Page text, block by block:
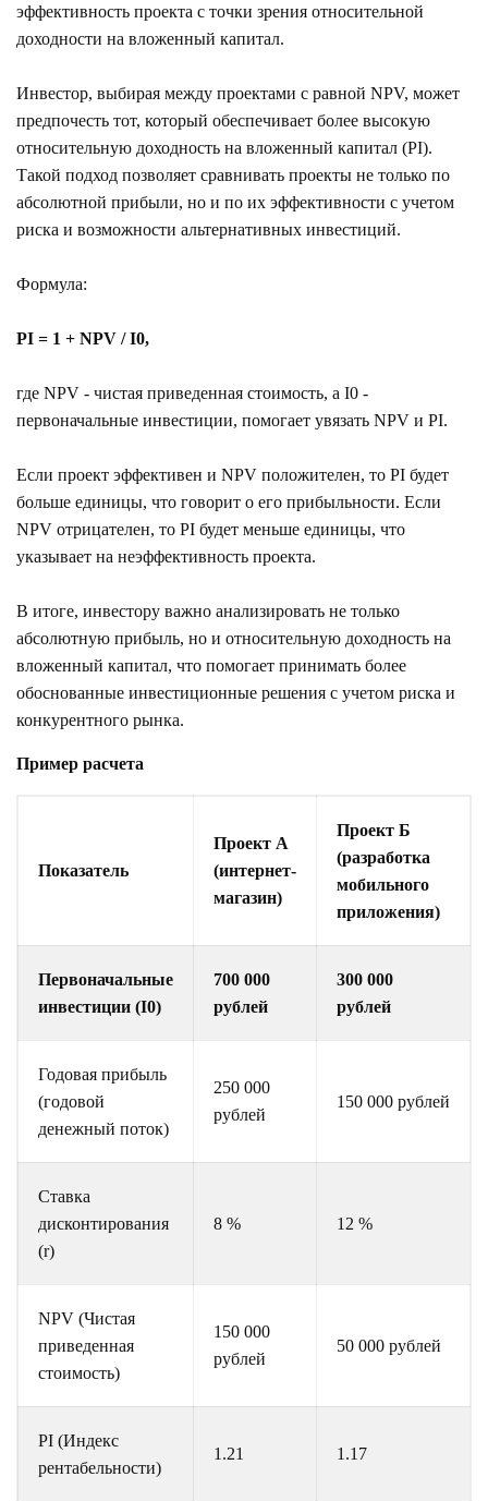
эффективность проекта с точки зрения относительной
доходности на вложенный капитал.
Инвестор, выбирая между проектами с равной NPV, может
предпочесть тот, который обеспечивает более высокую
относительную доходность на вложенный капитал (PI).
Такой подход позволяет сравнивать проекты не только по
абсолютной прибыли, но и по их эффективности с учетом
риска и возможности альтернативных инвестиций.
Формула:
PI = 1 + NPV / I0,
где NPV - чистая приведенная стоимость, а I0 -
первоначальные инвестиции, помогает увязать NPV и PI.
Если проект эффективен и NPV положителен, то PI будет
больше единицы, что говорит о его прибыльности. Если
NPV отрицателен, то PI будет меньше единицы, что
указывает на неэффективность проекта.
В итоге, инвестору важно анализировать не только
абсолютную прибыль, но и относительную доходность на
вложенный капитал, что помогает принимать более
обоснованные инвестиционные решения с учетом риска и
конкурентного рынка.
Пример расчета
Показатель
Проект А
(интернет-
магазин)
Проект Б
(разработка
мобильного
приложения)
Первоначальные
инвестиции (I0)
700 000
рублей
300 000
рублей
Годовая прибыль
(годовой
денежный поток)
250 000
рублей
150 000 рублей
Ставка
дисконтирования
(r)
8 % 12 %
NPV (Чистая
приведенная
стоимость)
150 000
рублей
50 000 рублей
PI (Индекс
рентабельности)
1.21 1.17